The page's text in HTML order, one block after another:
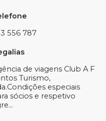
556 787
de viagens Club A F
Turismo,
especiais
sócios e respetivo